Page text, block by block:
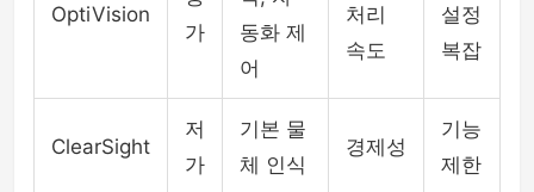
OptiVision
가
동화 제
어
처리
속도
설정
복잡
ClearSight
저
가
기본 물
체 인식
경제성
기능
제한